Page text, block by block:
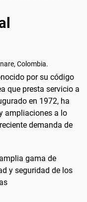
Colombia.
por su código
que presta servicio a
en 1972, ha
ampliaciones a lo
demanda de
gama de
y seguridad de los